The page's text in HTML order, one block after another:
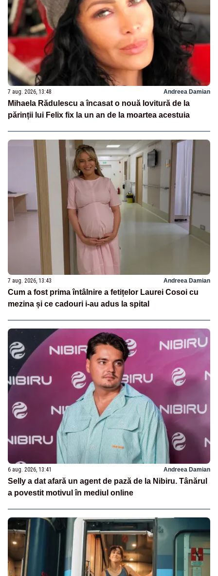
7 aug. 2026, 13:48 Andreea Damian
Mihaela Rădulescu a încasat o nouă lovitură de la
părinții lui Felix fix la un an de la moartea acestuia
7 aug. 2026, 13:43 Andreea Damian
Cum a fost prima întâlnire a fetițelor Laurei Cosoi cu
mezina și ce cadouri i-au adus la spital
6 aug. 2026, 13:41 Andreea Damian
Selly a dat afară un agent de pază de la Nibiru. Tânărul
a povestit motivul în mediul online